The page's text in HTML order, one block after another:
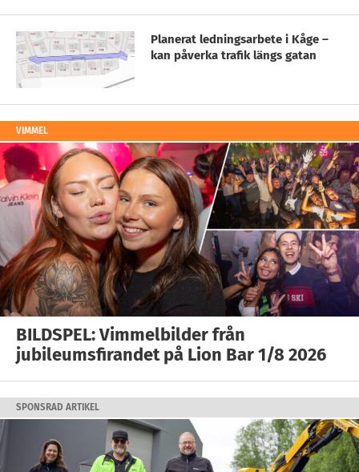
Planerat ledningsarbete i Kåge –
kan påverka trafik längs gatan
VIMMEL
BILDSPEL: Vimmelbilder från
jubileumsfirandet på Lion Bar 1/8 2026
SPONSRAD ARTIKEL